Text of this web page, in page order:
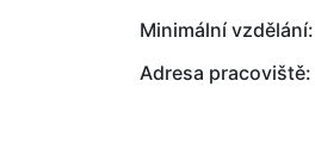
Minimální vzdělání:
Adresa pracoviště: